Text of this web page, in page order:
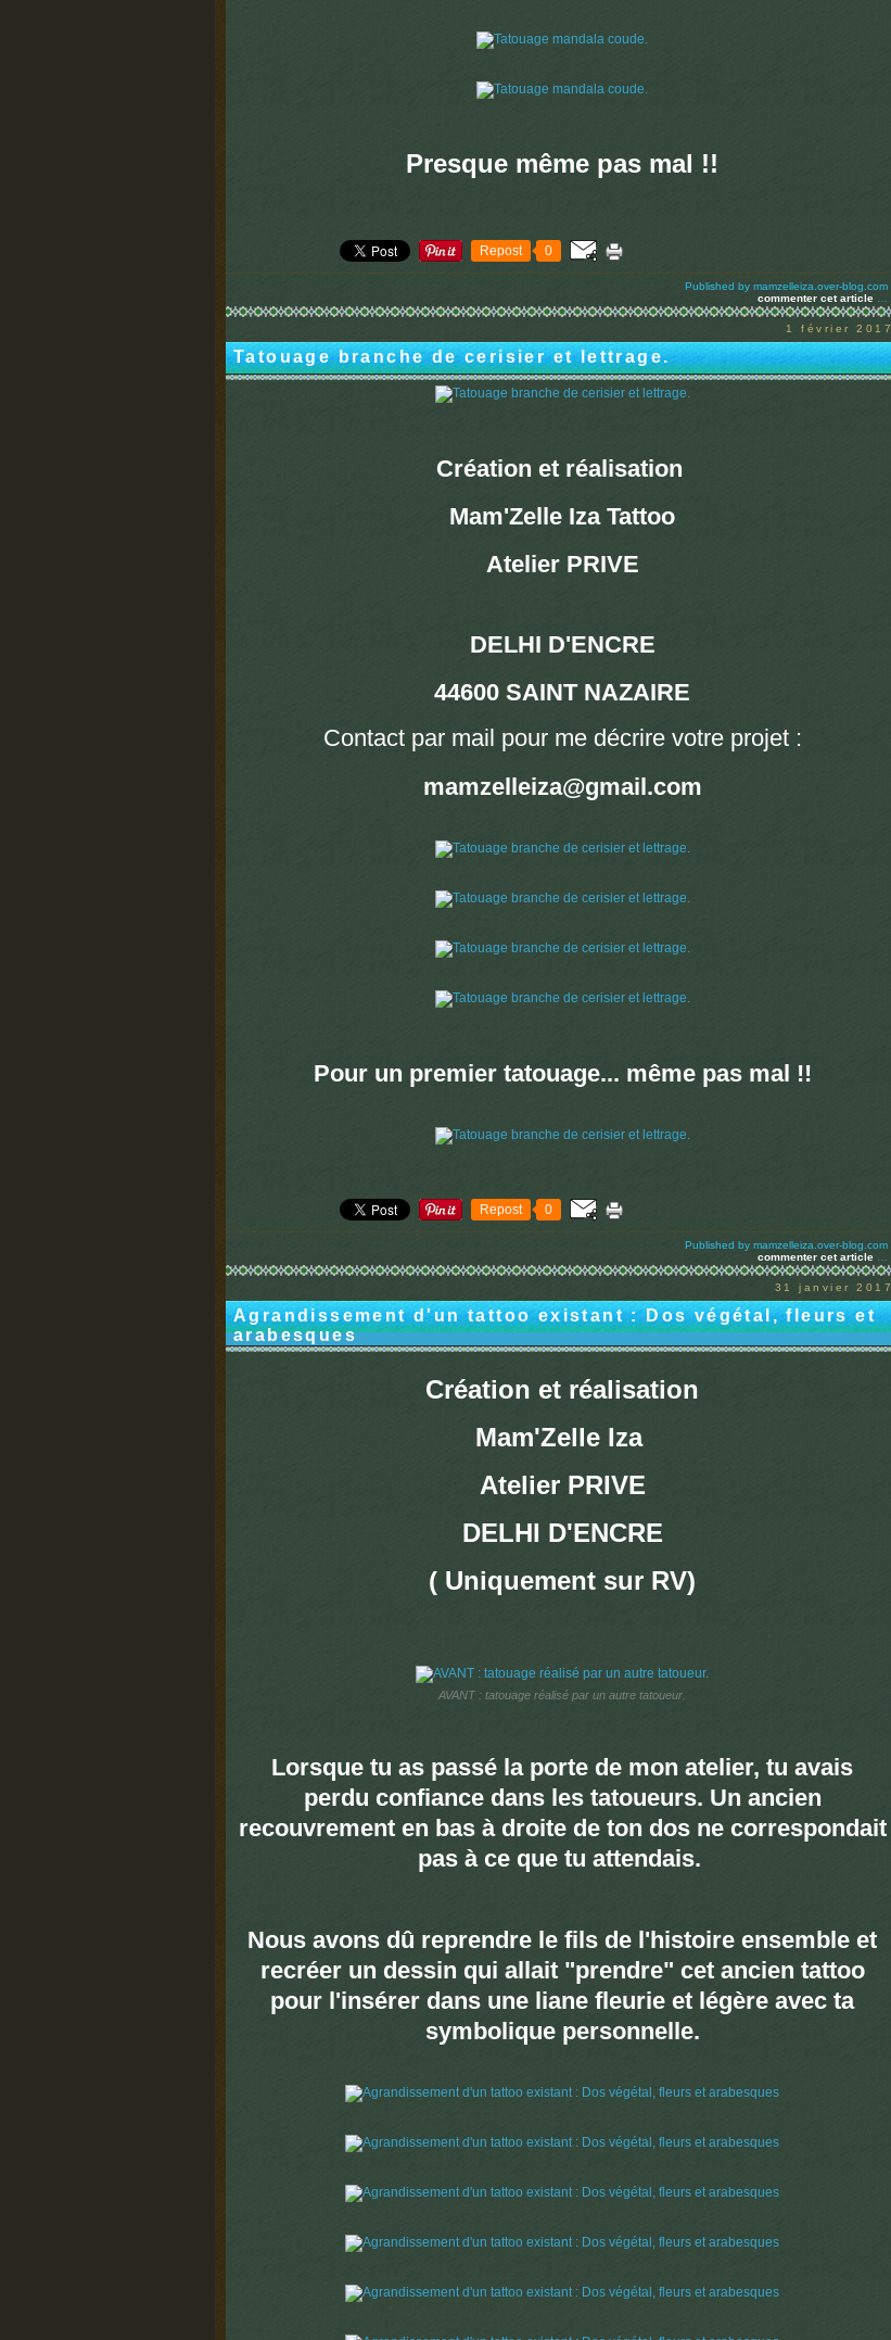
Presque même pas mal !!
Repost 0
Published by mamzelleiza.over-blog.com
commenter cet article
1 février 2017
Tatouage branche de cerisier et lettrage.
Création et réalisation
Mam'Zelle Iza Tattoo
Atelier PRIVE
DELHI D'ENCRE
44600 SAINT NAZAIRE
Contact par mail pour me décrire votre projet :
mamzelleiza@gmail.com
Pour un premier tatouage... même pas mal !!
Repost 0
Published by mamzelleiza.over-blog.com
commenter cet article
31 janvier 2017
Agrandissement d'un tattoo existant : Dos végétal, fleurs et
arabesques
Création et réalisation
Mam'Zelle Iza
Atelier PRIVE
DELHI D'ENCRE
( Uniquement sur RV)
AVANT : tatouage réalisé par un autre tatoueur.
Lorsque tu as passé la porte de mon atelier, tu avais
perdu confiance dans les tatoueurs. Un ancien
recouvrement en bas à droite de ton dos ne correspondait
pas à ce que tu attendais.
Nous avons dû reprendre le fils de l'histoire ensemble et
recréer un dessin qui allait "prendre" cet ancien tattoo
pour l'insérer dans une liane fleurie et légère avec ta
symbolique personnelle.